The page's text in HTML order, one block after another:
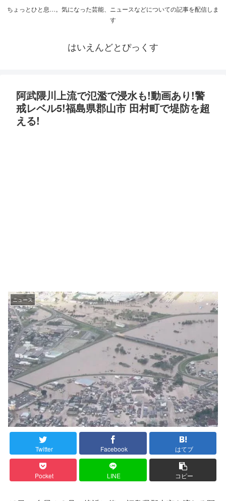
ちょっとひと息…。気になった芸能、ニュースなどについての記事を配信しま
す
はいえんどとぴっくす
阿武隈川上流で氾濫で浸水も!動画あり!警
戒レベル5!福島県郡山市 田村町で堤防を超
える!
ニュース
Twitter Facebook はてブ
Pocket LINE コピー